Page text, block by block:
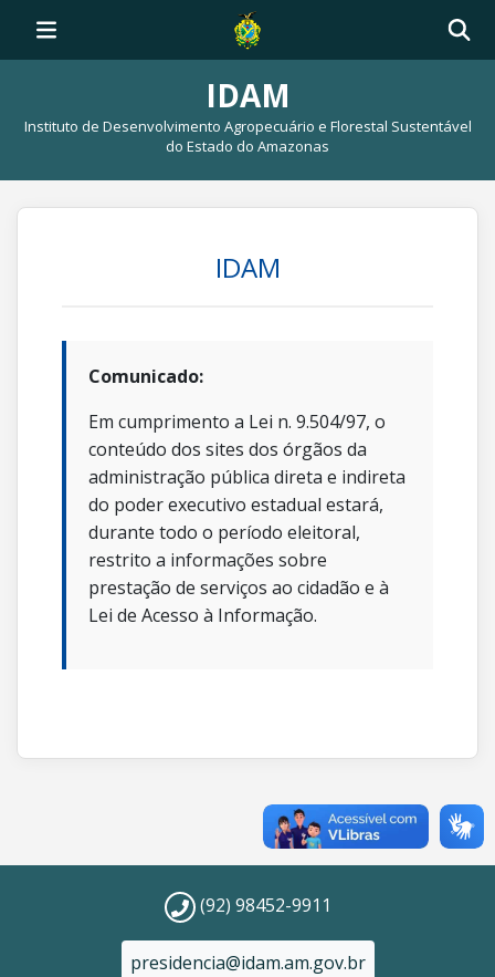
IDAM
Instituto de Desenvolvimento Agropecuário e Florestal Sustentável
do Estado do Amazonas
IDAM
Comunicado:
Em cumprimento a Lei n. 9.504/97, o
conteúdo dos sites dos órgãos da
administração pública direta e indireta
do poder executivo estadual estará,
durante todo o período eleitoral,
restrito a informações sobre
prestação de serviços ao cidadão e à
Lei de Acesso à Informação.
(92) 98452-9911
presidencia@idam.am.gov.br